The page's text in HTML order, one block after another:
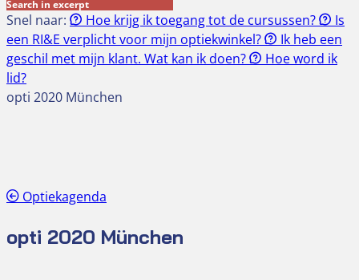
Search in excerpt
Snel naar: Hoe krijg ik toegang tot de cursussen?
Is
een RI&E verplicht voor mijn optiekwinkel?
Ik heb een
geschil met mijn klant. Wat kan ik doen?
Hoe word ik
lid?
opti 2020 München
Optiekagenda
opti 2020 München